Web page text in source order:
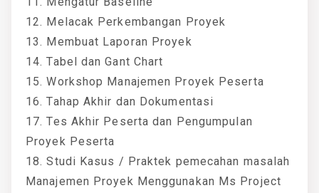
12. Melacak Perkembangan Proyek
13. Membuat Laporan Proyek
14. Tabel dan Gant Chart
15. Workshop Manajemen Proyek Peserta
16. Tahap Akhir dan Dokumentasi
17. Tes Akhir Peserta dan Pengumpulan
Proyek Peserta
18. Studi Kasus / Praktek pemecahan masalah
Manajemen Proyek Menggunakan Ms Project